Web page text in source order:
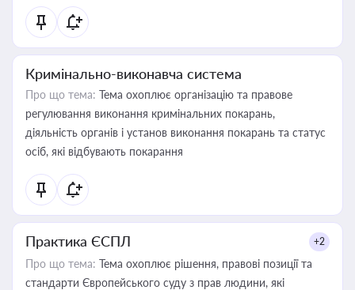
Кримінально-виконавча система
Про що тема: Тема охоплює організацію та правове
регулювання виконання кримінальних покарань,
діяльність органів і установ виконання покарань та статус
осіб, які відбувають покарання
Практика ЄСПЛ +2
Про що тема: Тема охоплює рішення, правові позиції та
стандарти Європейського суду з прав людини, які